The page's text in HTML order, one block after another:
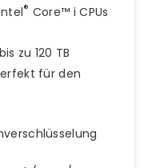
® Core™ i CPUs
zu 120 TB
für den